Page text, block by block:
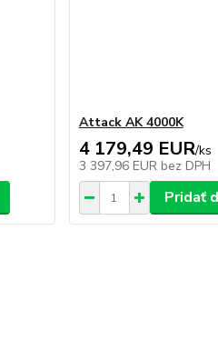
Attack AK 4000K
4 179,49 EUR/ks
3 397,96 EUR bez DPH
Pridať